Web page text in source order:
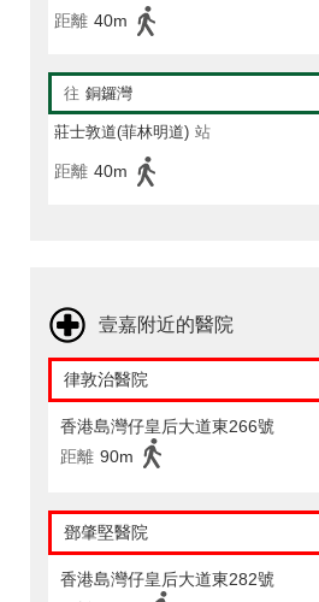
距離 40m
往 銅鑼灣
莊士敦道(菲林明道) 站
距離 40m
壹嘉附近的醫院
律敦治醫院
香港島灣仔皇后大道東266號
距離 90m
鄧肇堅醫院
香港島灣仔皇后大道東282號